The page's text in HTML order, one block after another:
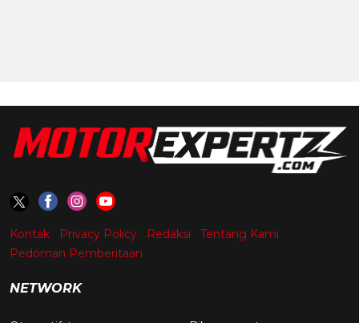
Kontak Privacy Policy Redaksi
Tentang Kami
Pedoman Pemberitaan
NETWORK